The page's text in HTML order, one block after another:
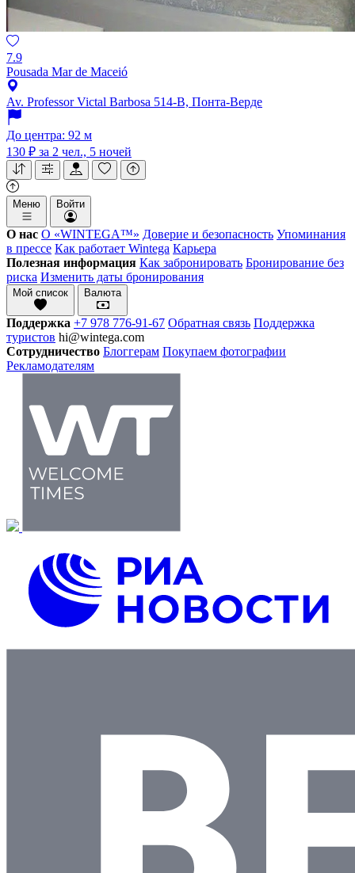
7.9
Pousada Mar de Maceió
Av. Professor Victal Barbosa 514-B, Понта-Верде
До центра: 92 м
130 ₽ за 2 чел., 5 ночей
Меню Войти
О нас О «WINTEGA™» Доверие и безопасность Упоминания
в прессе Как работает Wintega Карьера
Полезная информация Как забронировать Бронирование без
риска Изменить даты бронирования
Мой список Валюта
Поддержка +7 978 776-91-67 Обратная связь Поддержка
туристов hi@wintega.com
Сотрудничество Блоггерам Покупаем фотографии
Рекламодателям